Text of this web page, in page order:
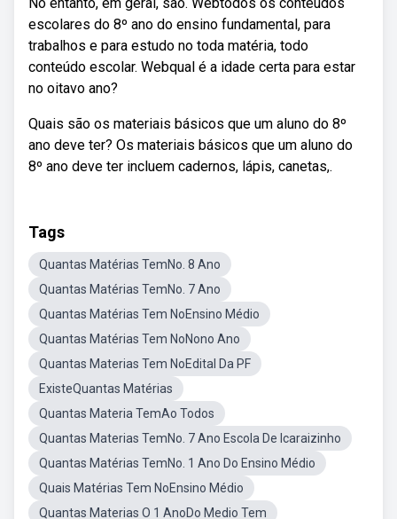
escolares do 8º ano do ensino fundamental, para
trabalhos e para estudo no toda matéria, todo
conteúdo escolar. Webqual é a idade certa para estar
no oitavo ano?
Quais são os materiais básicos que um aluno do 8º
ano deve ter? Os materiais básicos que um aluno do
8º ano deve ter incluem cadernos, lápis, canetas,.
Tags
Quantas Matérias TemNo. 8 Ano
Quantas Matérias TemNo. 7 Ano
Quantas Matérias Tem NoEnsino Médio
Quantas Matérias Tem NoNono Ano
Quantas Materias Tem NoEdital Da PF
ExisteQuantas Matérias
Quantas Materia TemAo Todos
Quantas Materias TemNo. 7 Ano Escola De Icaraizinho
Quantas Matérias TemNo. 1 Ano Do Ensino Médio
Quais Matérias Tem NoEnsino Médio
Quantas Materias O 1 AnoDo Medio Tem